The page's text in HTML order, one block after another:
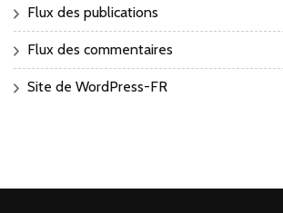
Flux des publications
Flux des commentaires
Site de WordPress-FR